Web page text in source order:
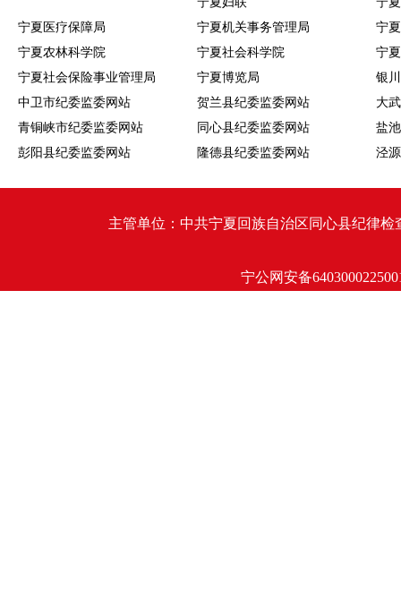
宁夏医疗保障局
宁夏机关事务管理局
宁
宁夏农林科学院
宁夏社会科学院
宁
宁夏社会保险事业管理局
宁夏博览局
银
中卫市纪委监委网站
贺兰县纪委监委网站
大
青铜峡市纪委监委网站
同心县纪委监委网站
盐
彭阳县纪委监委网站
隆德县纪委监委网站 泾
主管单位：中共宁夏回族自治区同心县纪律检
宁公网安备